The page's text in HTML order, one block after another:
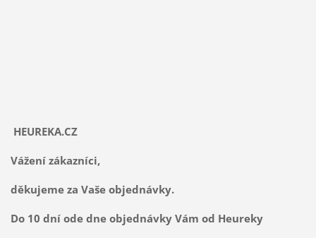
HEUREKA.CZ
Vážení zákazníci,
děkujeme za Vaše objednávky.
Do 10 dní ode dne objednávky Vám od Heureky